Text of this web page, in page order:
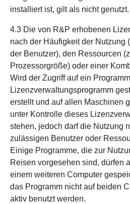
installiert ist, gilt als nicht genutzt.
4.3 Die von R&P erhobenen
nach der Häufigkeit der Nutzung
der Benutzer), den Ressourcen
Prozessorgröße) oder einer
Wird der Zugriff auf ein
Lizenzverwaltungsprogramm
erstellt und auf allen Maschinen
unter Kontrolle dieses
stehen, jedoch darf die Nutzung
zulässigen Benutzer oder
Einige Programme, die zur
Reisen vorgesehen sind, dürfen
einem weiteren Computer
das Programm nicht auf beiden
aktiv benutzt werden.